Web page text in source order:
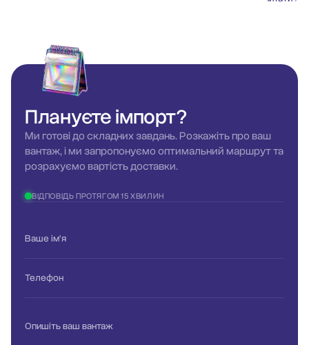
Плануєтеімпорт?
Ми готові до складних завдань. Розкажіть про ваш
вантаж, і ми запропонуємо оптимальний маршрут та
розрахуємо вартість доставки.
ВІДПОВІДЬ ПРОТЯГОМ 15 ХВИЛИН
Ваше ім'я
Телефон
Опишіть ваш вантаж